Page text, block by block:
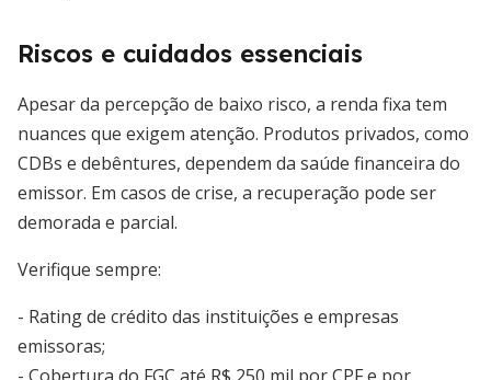
Riscos e cuidados essenciais
Apesar da percepção de baixo risco, a renda fixa tem
nuances que exigem atenção. Produtos privados, como
CDBs e debêntures, dependem da saúde financeira do
emissor. Em casos de crise, a recuperação pode ser
demorada e parcial.
Verifique sempre:
- Rating de crédito das instituições e empresas
emissoras;